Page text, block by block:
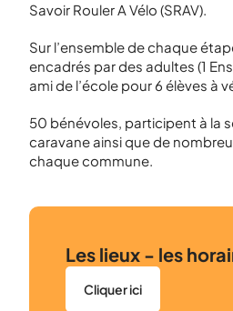
Savoir Rouler A Vélo (SRAV).
Sur l’ensemble de chaque
encadrés par des adultes (1
ami de l’école pour 6 élèves à
50 bénévoles, participent à la
caravane ainsi que de
chaque commune.
Les lieux - les
Cliquer ici